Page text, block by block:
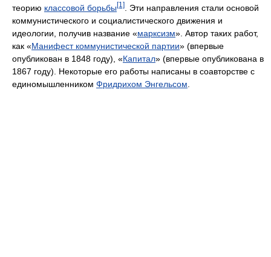
теорию классовой борьбы[1]
. Эти направления стали основой
коммунистического и социалистического движения и
идеологии, получив название «марксизм». Автор таких работ,
как «Манифест коммунистической партии» (впервые
опубликован в 1848 году), «Капитал» (впервые опубликована в
1867 году). Некоторые его работы написаны в соавторстве с
единомышленником Фридрихом Энгельсом